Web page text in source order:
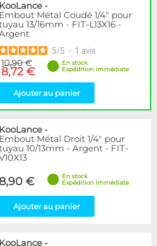
3
4
7
1
KooLance -
Embout Métal Coudé 1/4" pour
13/16mm - FIT-L13X16 -
5/5 - 1 avis
10,90 €
8,72 €
En stock
Expédition immédiate
Ajouter au panier
KooLance -
Embout Métal Droit 1/4" pour
10/13mm - Argent - FIT-
8,90 €
En stock
Expédition immédiate
Ajouter au panier
KooLance -